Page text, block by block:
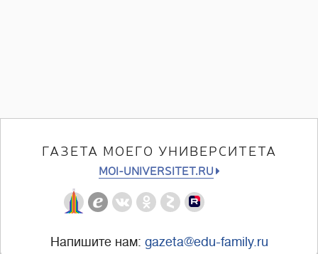
ГАЗЕТА МОЕГО УНИВЕРСИТЕТА
MOI-UNIVERSITET.RU
Напишите нам: gazeta@edu-family.ru